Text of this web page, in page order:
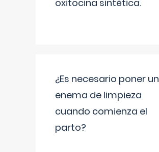
oxitocina sintética.
¿Es necesario poner un
enema de limpieza
cuando comienza el
parto?